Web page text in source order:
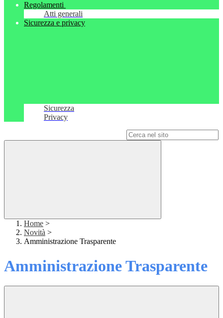
Regolamenti
Atti generali
Sicurezza e privacy
Sicurezza
Privacy
Home >
Novità >
Amministrazione Trasparente
Amministrazione Trasparente